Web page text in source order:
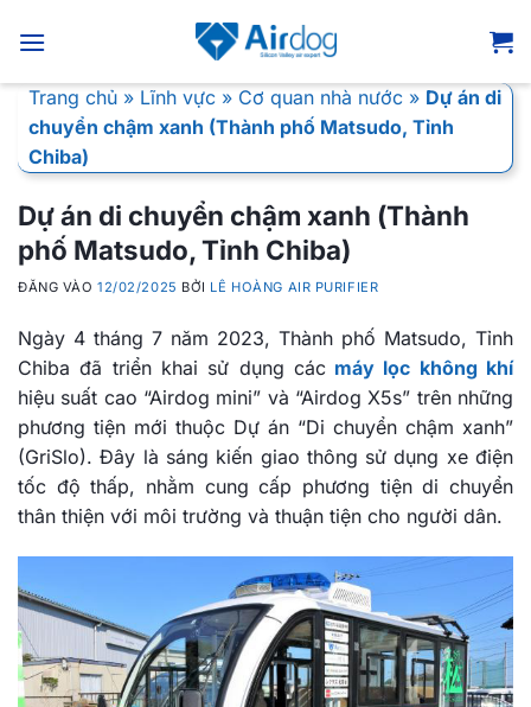
qua
dungTrang chủ » Lĩnh vực » Cơ quan nhà nước » Dự án di
chuyển chậm xanh (Thành phố Matsudo, Tỉnh
Chiba)
Dự án di chuyển chậm xanh (Thành
phố Matsudo, Tỉnh Chiba)
ĐĂNG VÀO12/02/2025 BỞI LÊ HOÀNG AIR PURIFIER
Ngày 4 tháng 7 năm 2023, Thành phố Matsudo, Tỉnh
Chiba đã triển khai sử dụng cácmáy lọc không khí
hiệu suất cao “Airdog mini” và “Airdog X5s” trên những
phương tiện mới thuộc Dự án “Di chuyển chậm xanh”
(GriSlo). Đây là sáng kiến giao thông sử dụng xe điện
tốc độ thấp, nhằm cung cấp phương tiện di chuyển
thân thiện với môi trường và thuận tiện cho người dân.